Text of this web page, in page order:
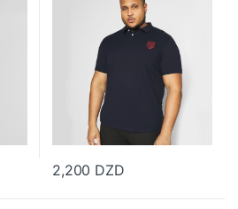
Les options peuvent être
2,200 DZD
Ce produit a plusieurs